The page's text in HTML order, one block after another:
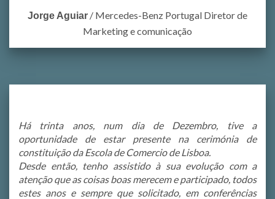
Jorge Aguiar / Mercedes-Benz Portugal Diretor de
Marketing e comunicação
Há trinta anos, num dia de Dezembro, tive a
oportunidade de estar presente na cerimónia de
constituição da Escola de Comercio de Lisboa.
Desde então, tenho assistido à sua evolução com a
atenção que as coisas boas merecem e participado, todos
estes anos e sempre que solicitado, em conferências